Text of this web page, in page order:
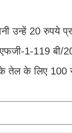
उन्हें 20 रुपये
एफजी-1-119
तेल के लिए 100